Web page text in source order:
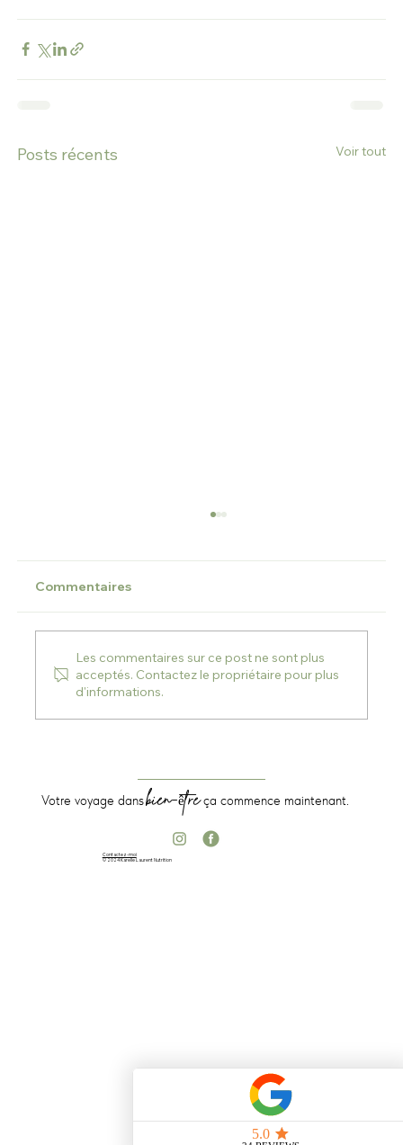
Posts récents Voir tout
Détox : ce qu’il faut comprendre avant
Commentaires
Les commentaires sur ce post ne sont plus
acceptés. Contactez le propriétaire pour plus
d'informations.
Votre voyage dansbien-êtreça commence maintenant.
Contactez-moi
© 2024 Karelle Laurent Nutrition